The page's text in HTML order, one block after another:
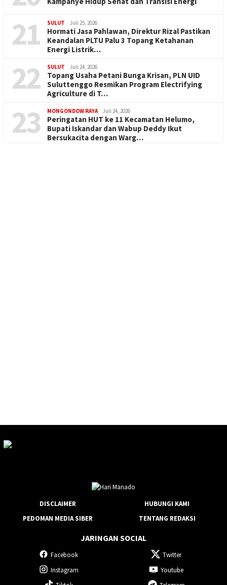
21 SULUT Juli 25, 2026
Hormati Jasa Pahlawan, Direktur Rizal Pastikan
Keandalan PLTU Palu 3 Topang Ketahanan
Energi Listrik…
22 SULUT Juli 24, 2026
Topang Usaha Petani Bunga Krisan, PLN UID
Suluttenggo Resmikan Program Electrifying
Agriculture di T…
23 MONGONDOW RAYA Juli 24, 2026
Peringatan HUT ke 11 Kecamatan Helumo,
Bupati Iskandar dan Wabup Deddy Ikut
Bersukacita dengan Warg…
DISCLAIMER
HUBUNGI KAMI
PEDOMAN MEDIA SIBER
TENTANG REDAKSI
JARINGAN SOCIAL
Facebook
Twitter
Instagram
Youtube